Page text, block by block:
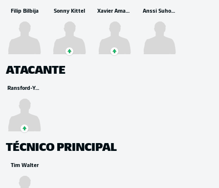
Filip Bilbija Sonny Kittel Xavier Amaechi Anssi Suhonen
ATACANTE
Ransford-Yeboah Königsdörffer
TÉCNICO PRINCIPAL
Tim Walter